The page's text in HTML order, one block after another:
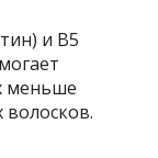
и B5
меньше